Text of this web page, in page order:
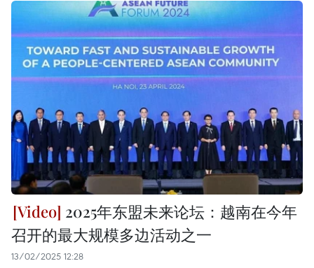
2025年东盟未来论坛：越南在今年
召开的最大规模多边活动之一
13/02/2025 12:28